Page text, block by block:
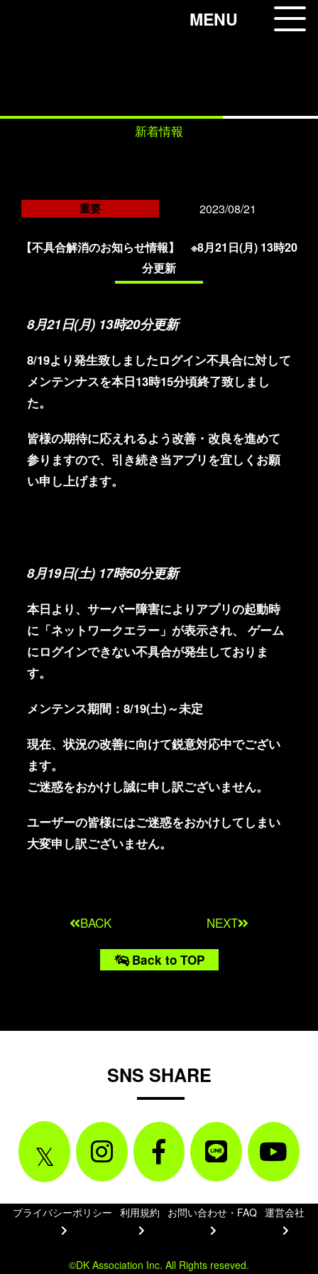
MENU
ス
新着情報
重要 2023/08/21
【不具合解消のお知らせ情報】 ※8月21日(月) 13時20
分更新
8月21日(月) 13時20分更新
8/19より発生致しましたログイン不具合に対して
メンテンナスを本日13時15分頃終了致しまし
た。
皆様の期待に応えれるよう改善・改良を進めて
参りますので、引き続き当アプリを宜しくお願
い申し上げます。
8月19日(土) 17時50分更新
本日より、サーバー障害によりアプリの起動時
に「ネットワークエラー」が表示され、 ゲーム
にログインできない不具合が発生しておりま
す。
メンテンス期間：8/19(土)～未定
現在、状況の改善に向けて鋭意対応中でござい
ます。
ご迷惑をおかけし誠に申し訳ございません。
ユーザーの皆様にはご迷惑をおかけしてしまい
大変申し訳ございません。
BACK NEXT
Back to TOP
SNS SHARE
プライバシーポリシー 利用規約 お問い合わせ・FAQ 運営会社
©DK Association Inc. All Rights reseved.